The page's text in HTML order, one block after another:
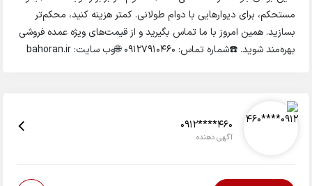
مستحکم، برای دیوارهایی با دوام طولانی. کمتر هزینه کنید، محکم‌تر
بسازید. همین امروز با ما تماس بگیرید و از قیمت‌های ویژه عمده فروشی
بهره‌مند شوید. ☎️شماره تماس: 09127910460 🌐وب سایت: bahoran.ir
0912****460
آگهی دهنده